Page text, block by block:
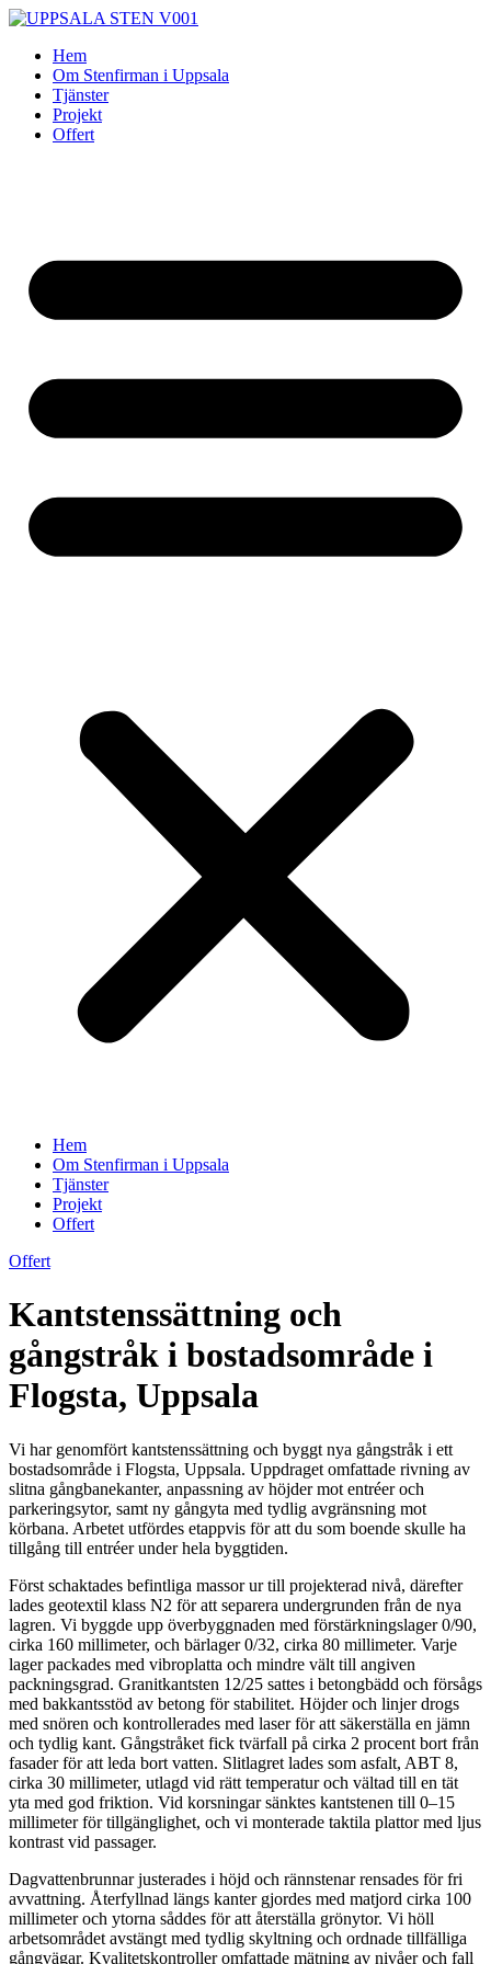
Skip
contentHem
Om Stenfirman i Uppsala
Tjänster
Projekt
Offert
Hem
Om Stenfirman i Uppsala
Tjänster
Projekt
Offert
Offert
Kantstenssättning och
gångstråk i bostadsområde i
Flogsta, Uppsala
Vi har genomfört kantstenssättning och byggt nya gångstråk i ett
bostadsområde i Flogsta, Uppsala. Uppdraget omfattade rivning av
slitna gångbanekan­ter, anpassning av höjder mot entréer och
parkeringsytor, samt ny gångyta med tydlig avgränsning mot
körbana. Arbetet utfördes etappvis för att du som boende skulle ha
tillgång till entréer under hela byggtiden.
Först schaktades befintliga massor ur till projekterad nivå, därefter
lades geotextil klass N2 för att separera undergrunden från de nya
lagren. Vi byggde upp överbyggnaden med förstärkningslager 0/90,
cirka 160 millimeter, och bärlager 0/32, cirka 80 millimeter. Varje
lager packades med vibroplatta och mindre vält till angiven
packningsgrad. Granitkantsten 12/25 sattes i betongbädd och försågs
med bakkantsstöd av betong för stabilitet. Höjder och linjer drogs
med snören och kontrollerades med laser för att säkerställa en jämn
och tydlig kant. Gångstråket fick tvärfall på cirka 2 procent bort från
fasader för att leda bort vatten. Slitlagret lades som asfalt, ABT 8,
cirka 30 millimeter, utlagd vid rätt temperatur och vältad till en tät
yta med god friktion. Vid korsningar sänktes kantstenen till 0–15
millimeter för tillgänglighet, och vi monterade taktila plattor med ljus
kontrast vid passager.
Dagvattenbrunnar justerades i höjd och rännstenar rensades för fri
avvattning. Återfyllnad längs kanter gjordes med matjord cirka 100
millimeter och ytorna såddes för att återställa grönytor. Vi höll
arbetsområdet avstängt med tydlig skyltning och ordnade tillfälliga
gångvägar. Kvalitetskontroller omfattade mätning av nivåer och fall